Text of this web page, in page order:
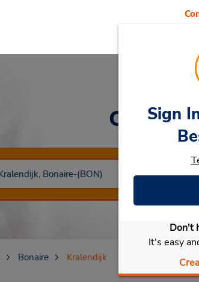
CarSign
Don't
It's easy
Bonaire Kralendijk